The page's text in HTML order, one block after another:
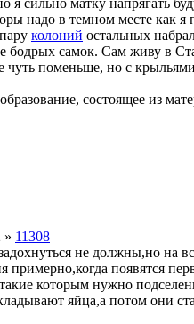
я сильно матку напрягать
надо в темном месте как я
колоний остальных
бодрых самок. Сам живу в
чуть поменьше, но с
состоящее из
» 11308
не должны,но на
примерно,когда появятся
которым нужно
яйца,а потом они